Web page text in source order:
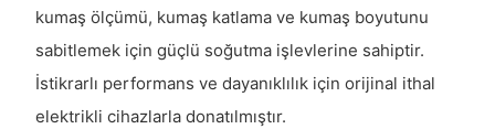
kumaş ölçümü, kumaş katlama ve kumaş boyutunu
sabitlemek için güçlü soğutma işlevlerine sahiptir.
İstikrarlı performans ve dayanıklılık için orijinal ithal
elektrikli cihazlarla donatılmıştır.